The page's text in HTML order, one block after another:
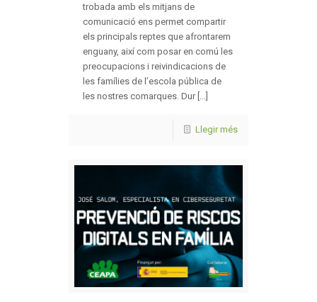
trobada amb els mitjans de
comunicació ens permet compartir
els principals reptes que afrontarem
enguany, així com posar en comú les
preocupacions i reivindicacions de
les famílies de l’escola pública de
les nostres comarques. Dur [...]
Llegir més